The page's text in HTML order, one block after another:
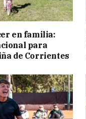
en familia:
para
de Corrientes